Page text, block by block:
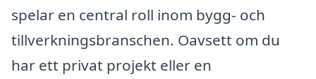
spelar en central roll inom bygg- och
tillverkningsbranschen. Oavsett om du
har ett privat projekt eller en